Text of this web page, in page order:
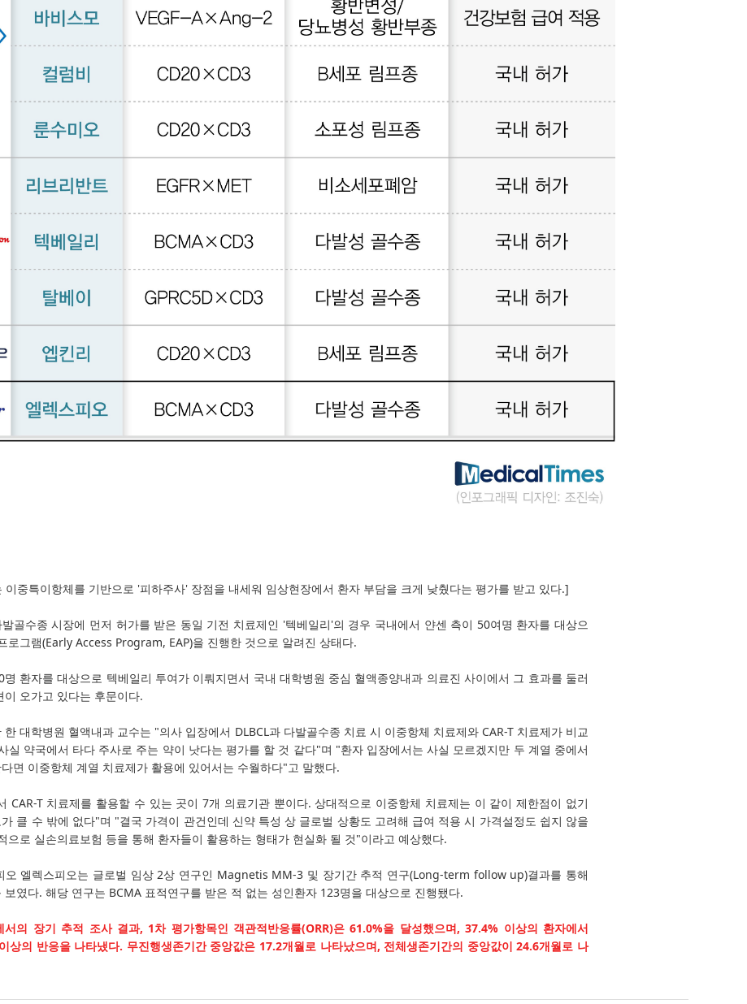
이중특이항체를 기반으로 '피하주사' 장점을 내세워 임상현장에서 환자 부담을 크게 낮췄다는 평가를 받고 있다.]
골수종 시장에 먼저 허가를 받은 동일 기전 치료제인 '텍베일리'의 경우 국내에서 얀센 측이 50여명 환자를 대상으
로그램(Early Access Program, EAP)을 진행한 것으로 알려진 상태다.
명 환자를 대상으로 텍베일리 투여가 이뤄지면서 국내 대학병원 중심 혈액종양내과 의료진 사이에서 그 효과를 둘러
이 오가고 있다는 후문이다.
한 대학병원 혈액내과 교수는 "의사 입장에서 DLBCL과 다발골수종 치료 시 이중항체 치료제와 CAR-T 치료제가 비교
실 약국에서 타다 주사로 주는 약이 낫다는 평가를 할 것 같다"며 "환자 입장에서는 사실 모르겠지만 두 계열 중에서
면 이중항체 계열 치료제가 활용에 있어서는 수월하다"고 말했다.
CAR-T 치료제를 활용할 수 있는 곳이 7개 의료기관 뿐이다. 상대적으로 이중항체 치료제는 이 같이 제한점이 없기
클 수 밖에 없다"며 "결국 가격이 관건인데 신약 특성 상 글로벌 상황도 고려해 급여 적용 시 가격설정도 쉽지 않을
으로 실손의료보험 등을 통해 환자들이 활용하는 형태가 현실화 될 것"이라고 예상했다.
오 엘렉스피오는 글로벌 임상 2상 연구인 Magnetis MM-3 및 장기간 추적 연구(Long-term follow up)결과를 통해
보였다. 해당 연구는 BCMA 표적연구를 받은 적 없는 성인환자 123명을 대상으로 진행됐다.
서의 장기 추적 조사 결과, 1차 평가항목인 객관적반응률(ORR)은 61.0%을 달성했으며, 37.4% 이상의 환자에서
상의 반응을 나타냈다. 무진행생존기간 중앙값은 17.2개월로 나타났으며, 전체생존기간의 중앙값이 24.6개월로 나